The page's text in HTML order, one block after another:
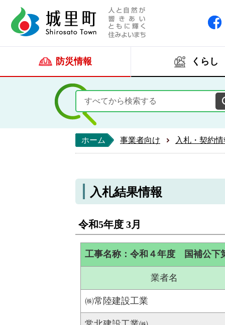
防災情報 くらし
ホーム 事業者向け 入札・契約
入札結果情報
令和5年度 3月
工事名称：令和４年度 国補公下
業者名
㈱常陸建設工業